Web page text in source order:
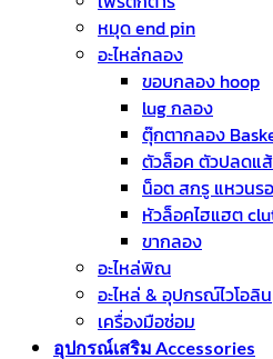
หมุด end pin
อะไหล่กลอง
ขอบกลอง hoop
lug กลอง
ตุ๊กตากลอง
ตัวล็อค ตัวปลดแส้
น็อต สกรู แหวนร
หัวล็อคไฮแฮต
ขากลอง
อะไหล่พิณ
อะไหล่ & อุปกรณ์ไวโอลิน
เครื่องมือซ่อม
อุปกรณ์เสริม Accessories